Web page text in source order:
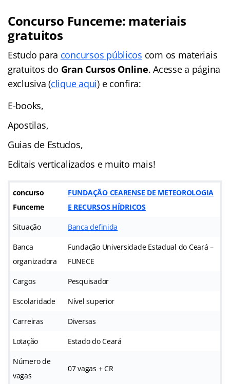
Concurso Funceme: materiais
gratuitos
Estudo para concursos públicos com os materiais
gratuitos do Gran Cursos Online. Acesse a página
exclusiva (clique aqui) e confira:
E-books,
Apostilas,
Guias de Estudos,
Editais verticalizados e muito mais!
concurso
Funceme
FUNDAÇÃO CEARENSE DE METEOROLOGIA
E RECURSOS HÍDRICOS
Situação Banca definida
Banca
organizadora
Fundação Universidade Estadual do Ceará –
FUNECE
Cargos Pesquisador
Escolaridade Nível superior
Carreiras Diversas
Lotação Estado do Ceará
Número de
vagas
07 vagas + CR